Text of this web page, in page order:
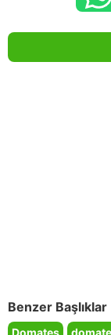
Benzer Başlıklar
Domates